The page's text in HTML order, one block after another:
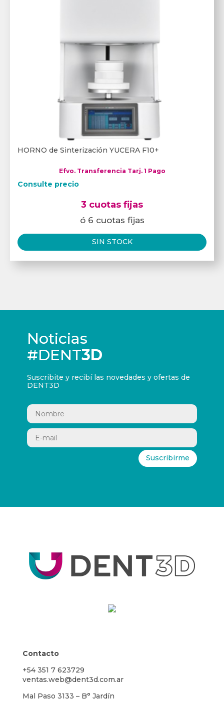
HORNO de Sinterización YUCERA F10+
Efvo. Transferencia Tarj. 1 Pago
Consulte precio
3 cuotas fijas
ó 6 cuotas fijas
SIN STOCK
Noticias
#DENT3D
Suscribite y recibí las novedades y ofertas de
DENT3D
Suscribirme
Contacto
+54 351 7 623729
ventas.web@dent3d.com.ar
Mal Paso 3133 – B° Jardín